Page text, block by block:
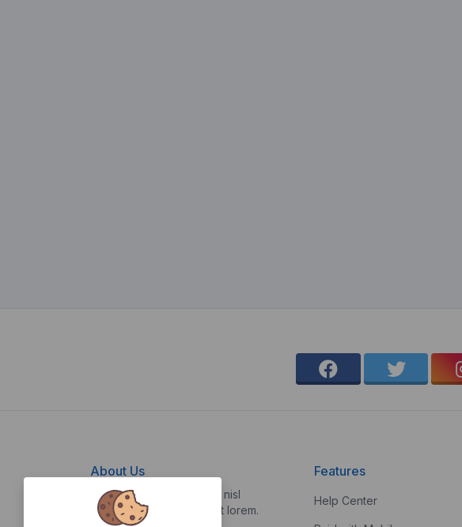
About Us
Vestibulum quis risus sed nisl
pellentesque aliquet et et lorem.
Features
Help Center